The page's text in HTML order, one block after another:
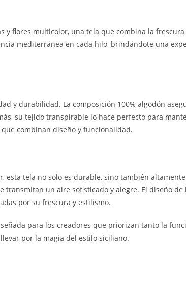
flores multicolor, una tela que combina la
mediterránea en cada hilo, brindándote una
y durabilidad. La composición 100% algodón
su tejido transpirable lo hace perfecto para
combinan diseño y funcionalidad.
esta tela no solo es durable, sino también
transmitan un aire sofisticado y alegre. El diseño
por su frescura y estilismo.
para los creadores que priorizan tanto la
por la magia del estilo siciliano.